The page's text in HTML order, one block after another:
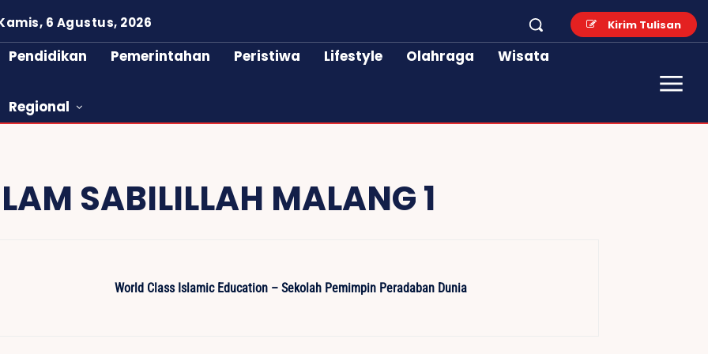
Kirim Tulisan
6 Agustus, 2026
Pendidikan Pemerintahan Peristiwa Lifestyle Olahraga Wisata
Regional
SABILILLAH MALANG 1
World Class Islamic Education – Sekolah Pemimpin Peradaban Dunia